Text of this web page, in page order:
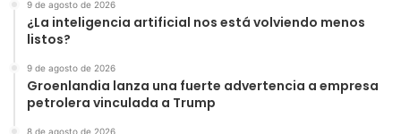
9 de agosto de 2026
¿La inteligencia artificial nos está volviendo menos
listos?
9 de agosto de 2026
Groenlandia lanza una fuerte advertencia a empresa
petrolera vinculada a Trump
8 de agosto de 2026